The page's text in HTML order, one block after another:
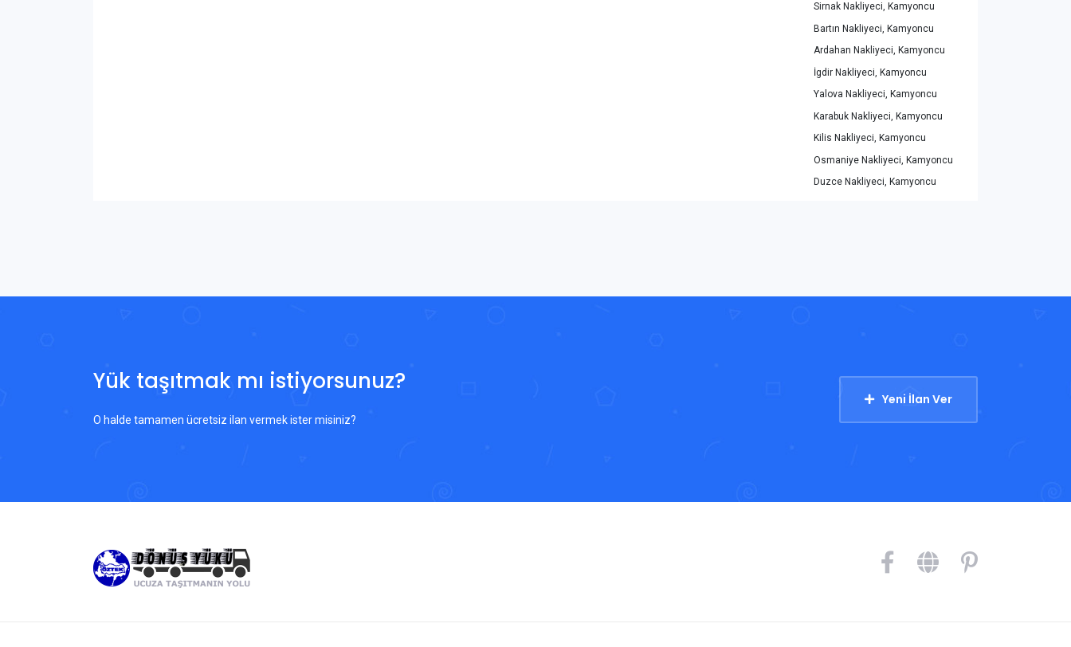
Sirnak Nakliyeci, Kamyoncu
Bartın Nakliyeci, Kamyoncu
Ardahan Nakliyeci, Kamyoncu
İgdir Nakliyeci, Kamyoncu
Yalova Nakliyeci, Kamyoncu
Karabuk Nakliyeci, Kamyoncu
Kilis Nakliyeci, Kamyoncu
Osmaniye Nakliyeci, Kamyoncu
Duzce Nakliyeci, Kamyoncu
Yük taşıtmak mı istiyorsunuz?
O halde tamamen ücretsiz ilan vermek ister misiniz?
Yeni İlan Ver